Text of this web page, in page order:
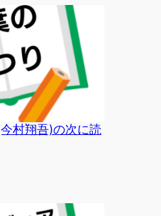
村翔吾)の次に読